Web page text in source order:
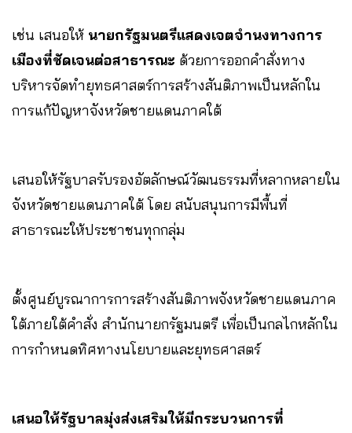
เช่น เสนอให้ นายกรัฐมนตรีแสดงเจตจำนงทางการ
เมืองที่ชัดเจนต่อสาธารณะ ด้วยการออกคำสั่งทาง
บริหารจัดทำยุทธศาสตร์การสร้างสันติภาพเป็นหลักใน
การแก้ปัญหาจังหวัดชายแดนภาคใต้
เสนอให้รัฐบาลรับรองอัตลักษณ์วัฒนธรรมที่หลากหลายใน
จังหวัดชายแดนภาคใต้ โดย สนับสนุนการมีพื้นที่
สาธารณะให้ประชาชนทุกกลุ่ม
ตั้งศูนย์บูรณาการการสร้างสันติภาพจังหวัดชายแดนภาค
ใต้ภายใต้คำสั่ง สำนักนายกรัฐมนตรี เพื่อเป็นกลไกหลักใน
การกำหนดทิศทางนโยบายและยุทธศาสตร์
เสนอให้รัฐบาลมุ่งส่งเสริมให้มีกระบวนการที่